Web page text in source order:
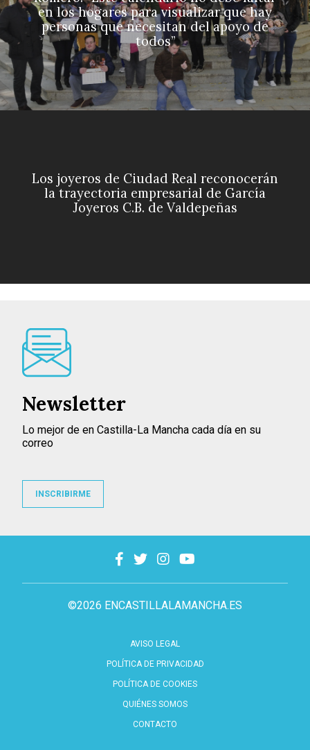
en los hogares para visualizar que hay
personas que necesitan del apoyo de
todos”
Los joyeros de Ciudad Real reconocerán
la trayectoria empresarial de García
Joyeros C.B. de Valdepeñas
©2026 ENCASTILLALAMANCHA.ES
AVISO LEGAL
POLÍTICA DE PRIVACIDAD
POLÍTICA DE COOKIES
QUIÉNES SOMOS
CONTACTO
Newsletter
Lo mejor de en Castilla-La Mancha cada día en su
correo
INSCRIBIRME